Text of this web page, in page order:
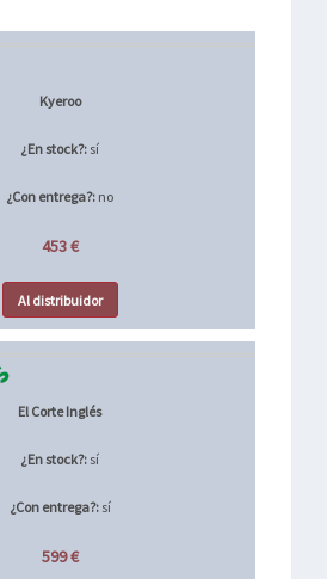
Kyeroo
¿En stock?: sí
¿Con entrega?: no
453 €
Al distribuidor
El Corte Inglés
¿En stock?: sí
¿Con entrega?:sí
599 €